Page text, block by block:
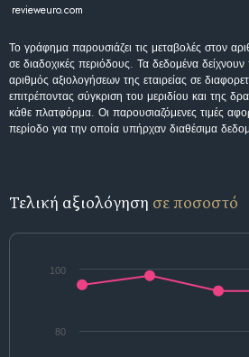
revieweuro.com
Το γράφημα παρουσιάζει τις μεταβολές στον
σε διαδοχικές περιόδους. Τα δεδομένα
αριθμός αξιολογήσεων της εταιρείας σε
επιτρέποντας σύγκριση του μεριδίου και της
κάθε πλατφόρμα. Οι παρουσιαζόμενες τιμές
περίοδο για την οποία υπήρχαν διαθέσιμα
Τελική αξιολόγηση σε ποσοστό
80
100